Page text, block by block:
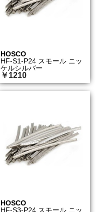
HOSCO
HF-S1-P24 スモール ニッ
ケルシルバー
￥1210
HOSCO
HF-S3-P24 スモール ニッ